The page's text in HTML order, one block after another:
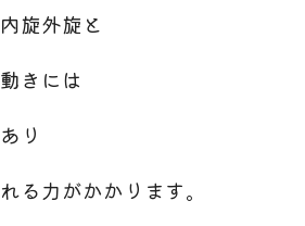
旋外旋と
きには
り
る力がかかります。